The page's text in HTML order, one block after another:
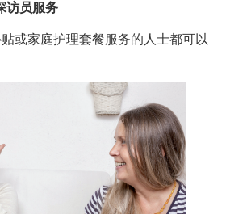
访员服务
或家庭护理套餐服务的人士都可以